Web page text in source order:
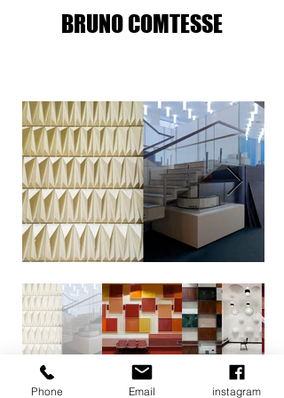
BRUNO COMTESSE
copyright Bruno Comtesse
Phone Email instagram